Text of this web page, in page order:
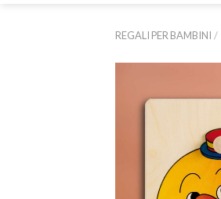
REGALI PER BAMBINI /